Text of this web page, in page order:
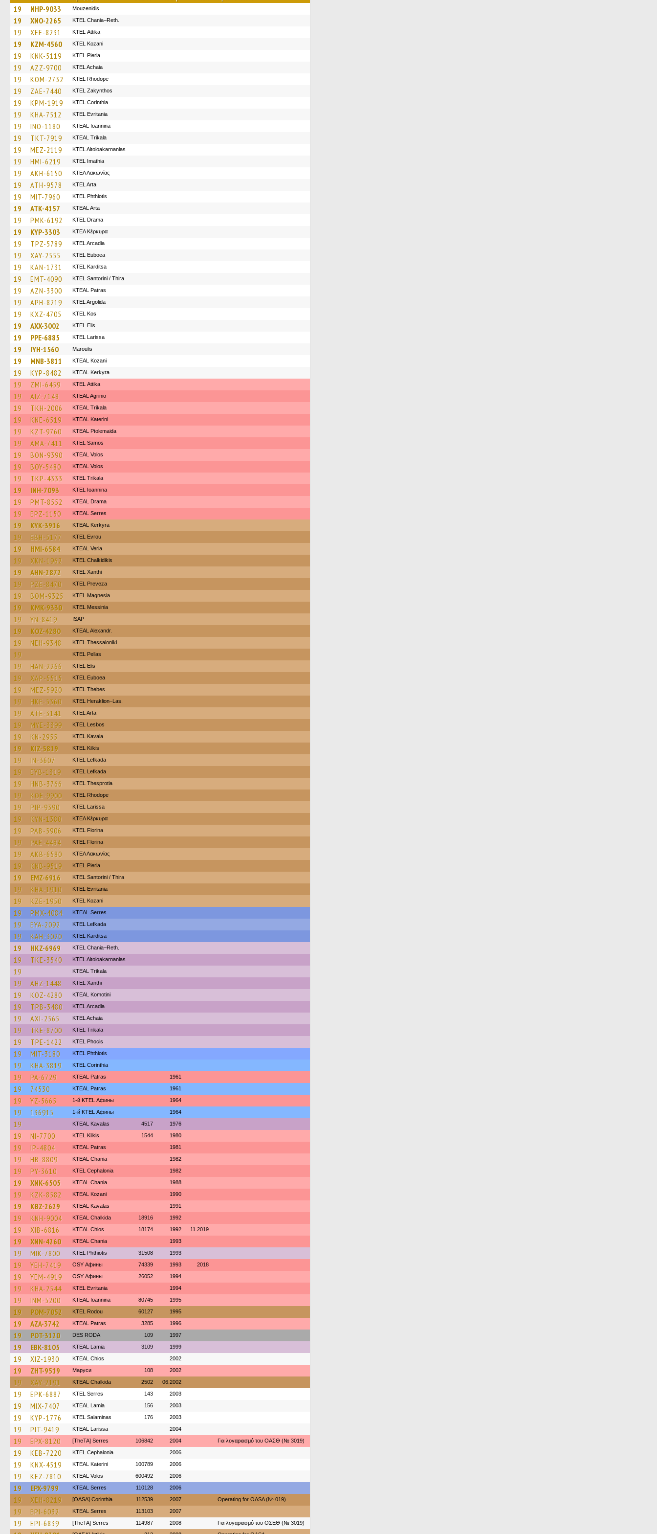
19 NHP-9033 Mouzenidis
19 XNO-2265 KTEL Chania–Reth.
19 XEE-8231 KΤΕL Αttika
19 KZM-4560 ΚΤΕL Kozani
19 KNK-5119 KTEL Pieria
19 AZZ-9700 KTEL Achaia
19 KOM-2732 KTEL Rhodope
19 ZAE-7440 KTEL Zakynthos
19 KPM-1919 KTEL Corinthia
19 KHA-7512 ΚΤΕL Evritania
19 INO-1180 KTEAL Ioannina
19 TKT-7919 KTEAL Trikala
19 MEZ-2119 KTEL Aitoloakarnanias
19 HMI-6219 KTEL Imathia
19 AKH-6150 ΚΤΕΛ Λακωνίας
19 ATH-9578 KTEL Arta
19 MIT-7960 ΚΤΕL Phthiotis
19 ATK-4157 KTEAL Arta
19 PMK-6192 KTEL Drama
19 KYP-3303 ΚΤΕΛ Κέρκυρα
19 TPZ-5789 KTEL Arcadia
19 XAY-2555 ΚΤΕL Euboea
19 KAN-1731 ΚΤΕL Karditsa
19 EMT-4090 KTEL Santorini / Thira
19 AZN-3300 KTEAL Patras
19 APH-8219 KTEL Argolida
19 KXZ-4705 KTEL Kos
19 AXX-3002 KTEL Elis
19 PPE-6885 KTEL Larissa
19 IYH-1560 Maroulis
19 MNB-3811 KTEAL Kozani
19 KYP-8482 KTEAL Kerkyra
19 ZMI-6459 KΤΕL Αttika
19 AIZ-7148 KTEAL Agrinio
19 TKH-2006 KTEAL Trikala
19 KNE-6519 KTEAL Katerini
19 KZT-9760 KTEAL Ptolemaida
19 AMA-7411 KTEL Samos
19 BON-9390 KTEAL Volos
19 BOY-5480 KTEAL Volos
19 TKP-4333 ΚΤΕL Τrikala
19 INH-7093 KTEL Ioannina
19 PMT-8552 KTEAL Drama
19 EPZ-1150 KTEAL Serres
19 KYK-3916 KTEAL Kerkyra
19 EBH-5177 KTEL Evrou
19 HMI-6584 KTEAL Veria
19 XKN-1962 ΚΤΕL Chalkidikis
19 AHN-2872 KTEL Xanthi
19 PZE-8470 KTEL Preveza
19 BOM-9325 ΚΤΕL Magnesia
19 KMK-9330 KTEL Messinia
19 YN-8419 ISAP
19 KOZ-4280 KTEAL Alexandr.
19 NEH-9348 KTEL Thessaloniki
19 KTEL Pellas
19 HAN-2266 KTEL Elis
19 XAP-5515 ΚΤΕL Euboea
19 MEZ-5920 KTEL Thebes
19 HKE-5360 KTEL Heraklion–Las.
19 ATE-3141 KTEL Arta
19 MYE-3399 KTEL Lesbos
19 KN-2955 KTEL Kavala
19 KIZ-5819 KTEL Kilkis
19 IN-3607 KTEL Lefkada
19 EYB-1319 KTEL Lefkada
19 HNB-3766 KTEL Thesprotia
19 KOE-9900 KTEL Rhodope
19 PIP-9390 KTEL Larissa
19 KYN-1380 ΚΤΕΛ Κέρκυρα
19 PAB-5906 KTEL Florina
19 PAE-4484 KTEL Florina
19 AKB-6580 ΚΤΕΛ Λακωνίας
19 KNB-9519 KTEL Pieria
19 EMZ-6916 KTEL Santorini / Thira
19 KHA-1910 ΚΤΕL Evritania
19 KZE-1950 ΚΤΕL Kozani
19 PMX-4084 KTEAL Serres
19 EYA-2092 KTEL Lefkada
19 KAH-3020 ΚΤΕL Karditsa
19 HKZ-6969 KTEL Chania–Reth.
19 TKE-3540 KTEL Aitoloakarnanias
19 KTEAL Trikala
19 AHZ-1448 KTEL Xanthi
19 KOZ-4280 KTEAL Komotini
19 TPB-3480 KTEL Arcadia
19 AXI-2565 KTEL Achaia
19 TKE-8700 ΚΤΕL Τrikala
19 TPE-1422 ΚΤΕL Phocis
19 MIT-3180 ΚΤΕL Phthiotis
19 KHA-3819 KTEL Corinthia
19 PA-6729 KTEAL Patras 1961
19 74530 KTEAL Patras 1961
19 YZ-5665 1-й KTEL Афины 1964
19 136915 1-й KTEL Афины 1964
19 KTEAL Kavalas 4517 1976
19 NI-7700 KTEL Kilkis 1544 1980
19 IP-4804 KTEAL Patras 1981
19 HB-8809 KTEAL Chania 1982
19 PY-3610 KTEL Cephalonia 1982
19 XNK-6505 KTEAL Chania 1988
19 KZK-8582 KTEAL Kozani 1990
19 KBZ-2629 KTEAL Kavalas 1991
19 KNH-9004 KTEAL Chalkida 18916 1992
19 XIB-6816 KTEAL Chios 18174 1992 11.2019
19 XNN-4260 KTEAL Chania 1993
19 MIK-7800 ΚΤΕL Phthiotis 31508 1993
19 YEH-7419 OSY Афины 74339 1993 2018
19 YEM-4919 OSY Афины 26052 1994
19 KHA-2544 ΚΤΕL Evritania 1994
19 INM-5200 KTEAL Ioannina 80745 1995
19 POM-7052 ΚΤΕL Rodou 60127 1995
19 AZA-3742 KTEAL Patras 3285 1996
19 POT-3120 DES RODA 109 1997
19 EBK-8105 KTEAL Lamia 3109 1999
19 XIZ-1930 KTEAL Chios 2002
19 ZHT-9519 Маруси 108 2002
19 XAY-2191 KTEAL Chalkida 2502 06.2002
19 EPK-6887 KTEL Serres 143 2003
19 MIX-7407 KTEAL Lamia 156 2003
19 KYP-1776 KTEL Salaminas 176 2003
19 PIT-9419 KTEAL Larissa 2004
19 EPX-8120 [TheTA] Serres 106842 2004 Για λογαριασμό του ΟΑΣΘ (№ 3019)
19 KEB-7220 KTEL Cephalonia 2006
19 KNX-4519 KTEAL Katerini 100789 2006
19 KEZ-7810 KTEAL Volos 600492 2006
19 EPX-9799 KTEAL Serres 110128 2006
19 XEH-8219 [OASA] Corinthia 112539 2007 Operating for OASA (№ 019)
19 EPI-6032 KTEAL Serres 113103 2007
19 EPI-6839 [TheTA] Serres 114987 2008 Για λογαριασμό του ΟΣΕΘ (№ 3019)